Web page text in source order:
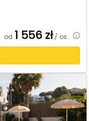
od 1 556 zł/ os.